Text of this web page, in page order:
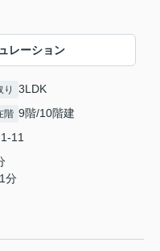
レーション
り 3LDK
階 9階/10階建
11
分